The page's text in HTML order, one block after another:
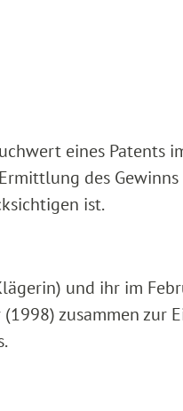
eines Patents
des Gewinns
ist.
und ihr im
zusammen zur